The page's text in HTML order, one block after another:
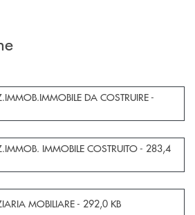
una nuova finestraDA COSTRUIRE -
una nuova finestra
IMMOBILE COSTRUITO - 283,4
una nuova finestra
MOBILIARE - 292,0 KB